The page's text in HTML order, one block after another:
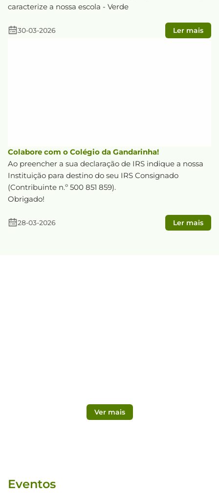
caracterize a nossa escola - Verde
30-03-2026 Ler mais
Colabore com o Colégio da Gandarinha!
Ao preencher a sua declaração de IRS indique a nossa
Instituição para destino do seu IRS Consignado
(Contribuinte n.º 500 851 859).
Obrigado!
28-03-2026 Ler mais
solidariedade social é a sucessora do Asilo da
Gandarinha…
Ver mais
Eventos